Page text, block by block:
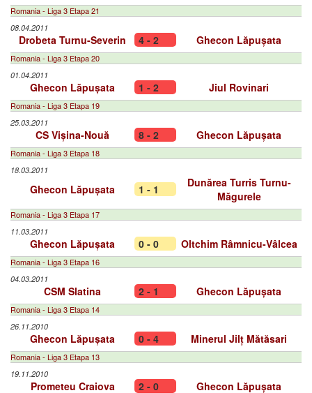
Romania - Liga 3 Etapa 21
08.04.2011
Drobeta Turnu-Severin 4 - 2 Ghecon Lăpușata
Romania - Liga 3 Etapa 20
01.04.2011
Ghecon Lăpușata 1 - 2 Jiul Rovinari
Romania - Liga 3 Etapa 19
25.03.2011
CS Vișina-Nouă 8 - 2 Ghecon Lăpușata
Romania - Liga 3 Etapa 18
18.03.2011
Ghecon Lăpușata 1 - 1
Dunărea Turris Turnu-
Măgurele
Romania - Liga 3 Etapa 17
11.03.2011
Ghecon Lăpușata 0 - 0 Oltchim Râmnicu-Vâlcea
Romania - Liga 3 Etapa 16
04.03.2011
CSM Slatina 2 - 1 Ghecon Lăpușata
Romania - Liga 3 Etapa 14
26.11.2010
Ghecon Lăpușata 0 - 4 Minerul Jilț Mătăsari
Romania - Liga 3 Etapa 13
19.11.2010
Prometeu Craiova 2 - 0 Ghecon Lăpușata